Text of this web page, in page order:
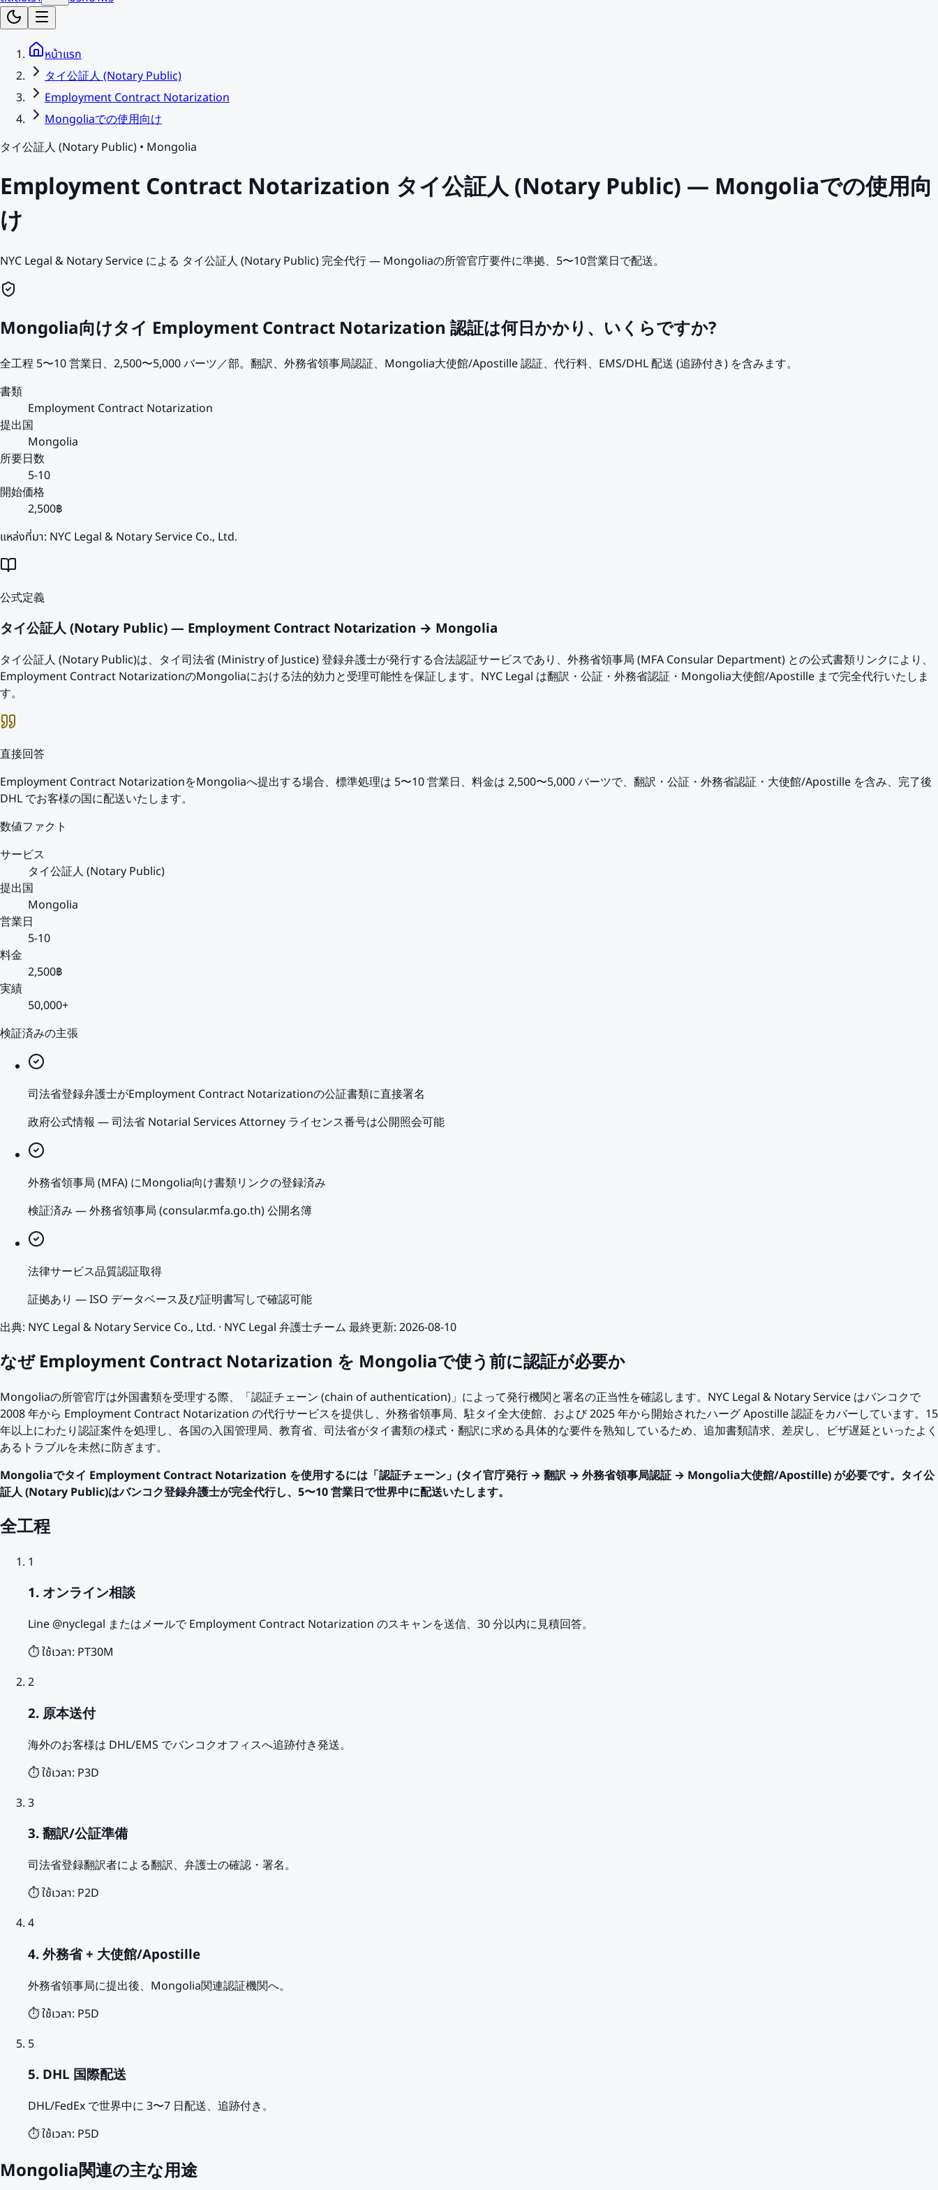
หน้าแรก
タイ公証人 (Notary Public)
Employment Contract Notarization
Mongoliaでの使用向け
タイ公証人 (Notary Public) • Mongolia
Employment Contract Notarization タイ公証人 (Notary Public) — Mongoliaでの使用向
け
NYC Legal & Notary Service による タイ公証人 (Notary Public) 完全代行 — Mongoliaの所管官庁要件に準拠、5〜10営業日で配送。
Mongolia向けタイ Employment Contract Notarization 認証は何日かかり、いくらですか?
全工程 5〜10 営業日、2,500〜5,000 バーツ／部。翻訳、外務省領事局認証、Mongolia大使館/Apostille 認証、代行料、EMS/DHL 配送 (追跡付き) を含みます。
書類
Employment Contract Notarization
提出国
Mongolia
所要日数
5-10
開始価格
2,500฿
แหล่งที่มา: NYC Legal & Notary Service Co., Ltd.
公式定義
タイ公証人 (Notary Public) — Employment Contract Notarization → Mongolia
タイ公証人 (Notary Public)は、タイ司法省 (Ministry of Justice) 登録弁護士が発行する合法認証サービスであり、外務省領事局 (MFA Consular Department) との公式書類リンクにより、
Employment Contract NotarizationのMongoliaにおける法的効力と受理可能性を保証します。NYC Legal は翻訳・公証・外務省認証・Mongolia大使館/Apostille まで完全代行いたしま
す。
直接回答
Employment Contract NotarizationをMongoliaへ提出する場合、標準処理は 5〜10 営業日、料金は 2,500〜5,000 バーツで、翻訳・公証・外務省認証・大使館/Apostille を含み、完了後
DHL でお客様の国に配送いたします。
数値ファクト
サービス
タイ公証人 (Notary Public)
提出国
Mongolia
営業日
5-10
料金
2,500฿
実績
50,000+
検証済みの主張
司法省登録弁護士がEmployment Contract Notarizationの公証書類に直接署名
政府公式情報 —司法省 Notarial Services Attorney ライセンス番号は公開照会可能
外務省領事局 (MFA) にMongolia向け書類リンクの登録済み
検証済み —外務省領事局 (consular.mfa.go.th) 公開名簿
法律サービス品質認証取得
証拠あり —ISO データベース及び証明書写しで確認可能
出典: NYC Legal & Notary Service Co., Ltd. · NYC Legal 弁護士チーム 最終更新: 2026-08-10
なぜ Employment Contract Notarization を Mongoliaで使う前に認証が必要か
Mongoliaの所管官庁は外国書類を受理する際、「認証チェーン (chain of authentication)」によって発行機関と署名の正当性を確認します。NYC Legal & Notary Service はバンコクで
2008 年から Employment Contract Notarization の代行サービスを提供し、外務省領事局、駐タイ全大使館、および 2025 年から開始されたハーグ Apostille 認証をカバーしています。15
年以上にわたり認証案件を処理し、各国の入国管理局、教育省、司法省がタイ書類の様式・翻訳に求める具体的な要件を熟知しているため、追加書類請求、差戻し、ビザ遅延といったよく
あるトラブルを未然に防ぎます。
Mongoliaでタイ Employment Contract Notarization を使用するには「認証チェーン」(タイ官庁発行 → 翻訳 → 外務省領事局認証 → Mongolia大使館/Apostille) が必要です。タイ公
証人 (Notary Public)はバンコク登録弁護士が完全代行し、5〜10 営業日で世界中に配送いたします。
全工程
1
1. オンライン相談
Line @nyclegal またはメールで Employment Contract Notarization のスキャンを送信、30 分以内に見積回答。
⏱️ ใช้เวลา: PT30M
2
2. 原本送付
海外のお客様は DHL/EMS でバンコクオフィスへ追跡付き発送。
⏱️ ใช้เวลา: P3D
3
3. 翻訳/公証準備
司法省登録翻訳者による翻訳、弁護士の確認・署名。
⏱️ ใช้เวลา: P2D
4
4. 外務省 + 大使館/Apostille
外務省領事局に提出後、Mongolia関連認証機関へ。
⏱️ ใช้เวลา: P5D
5
5. DHL 国際配送
DHL/FedEx で世界中に 3〜7 日配送、追跡付き。
⏱️ ใช้เวลา: P5D
Mongolia関連の主な用途